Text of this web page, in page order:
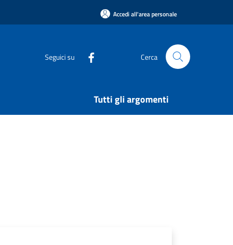
Accedi all'area personale
Seguici su Cerca
Tutti gli argomenti